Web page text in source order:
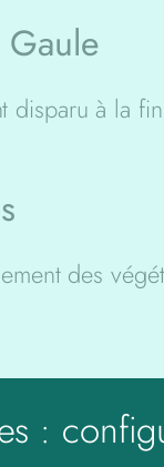
Gaule
disparu à la
des
que les
toujours
: